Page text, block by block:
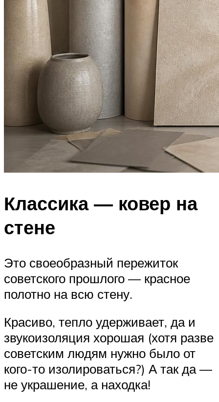
Классика — ковер на
стене
Это своеобразный пережиток
советского прошлого — красное
полотно на всю стену.
Красиво, тепло удерживает, да и
звукоизоляция хорошая (хотя разве
советским людям нужно было от
кого-то изолироваться?) А так да —
не украшение, а находка!